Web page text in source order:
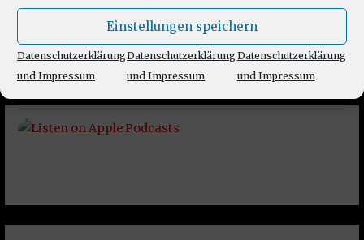
Einstellungen speichern
Datenschutzerklärung
und Impressum
Datenschutzerklärung
und Impressum
Datenschutzerklärung
und Impressum